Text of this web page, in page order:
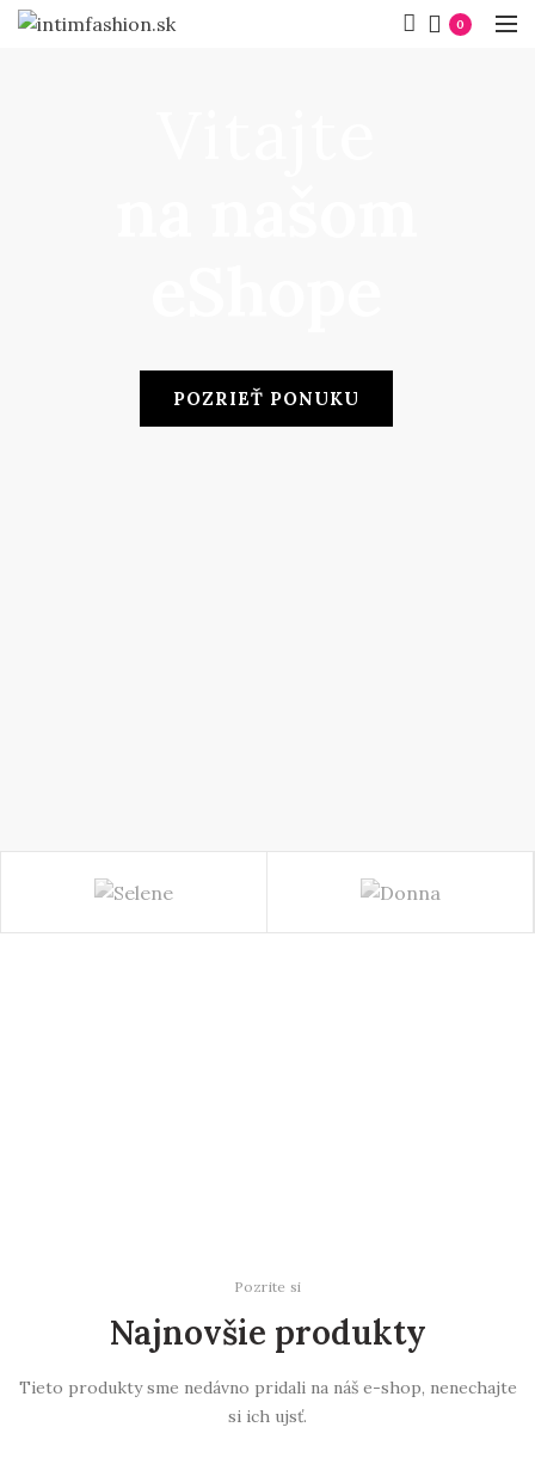
0
Pozrite si
Najnovšie produkty
Tieto produkty sme nedávno pridali na náš e-shop, nenechajte
si ich ujsť.
DOPRAVA ZADARMO pri nákupe nad 80 € .